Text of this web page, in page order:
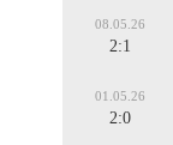
08.05.26
2:1
01.05.26
2:0